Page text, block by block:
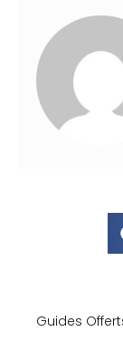
Guides